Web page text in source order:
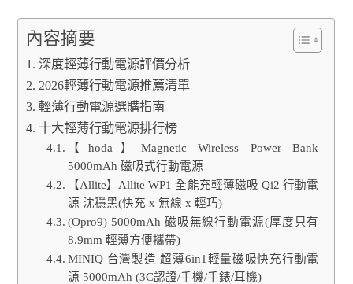
內容摘要
深度輕薄行動電源評價分析
2026輕薄行動電源推薦清單
輕薄行動電源選購指南
十大輕薄行動電源排行榜
【hoda】Magnetic Wireless Power Bank
5000mAh 磁吸式行動電源
【Allite】Allite WP1 全能充輕薄磁吸 Qi2 行動電
源 沈穩黑(快充 x 無線 x 輕巧)
(Opro9) 5000mAh 磁吸無線行動電源(厚度只有
8.9mm 輕薄方便攜帶)
MINIQ 台灣製造 超薄6in1輕量磁吸快充行動電
源 5000mAh (3C認證/手機/手錶/耳機)